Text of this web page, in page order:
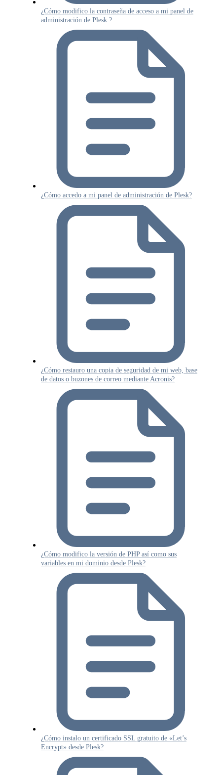
¿Cómo modifico la contraseña de acceso a mi panel de
administración de Plesk ?
¿Cómo accedo a mi panel de administración de Plesk?
¿Cómo restauro una copia de seguridad de mi web, base
de datos o buzones de correo mediante Acronis?
¿Cómo modifico la versión de PHP así como sus
variables en mi dominio desde Plesk?
¿Cómo instalo un certificado SSL gratuito de «Let’s
Encrypt» desde Plesk?